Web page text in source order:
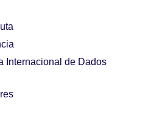
Internacional de Dados